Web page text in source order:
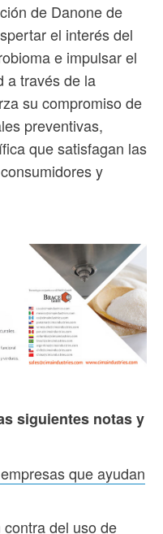
de Danone de
el interés del
e impulsar el
a través de la
su compromiso de
preventivas,
que satisfagan las
y
siguientes notas y
que ayudan
del uso de